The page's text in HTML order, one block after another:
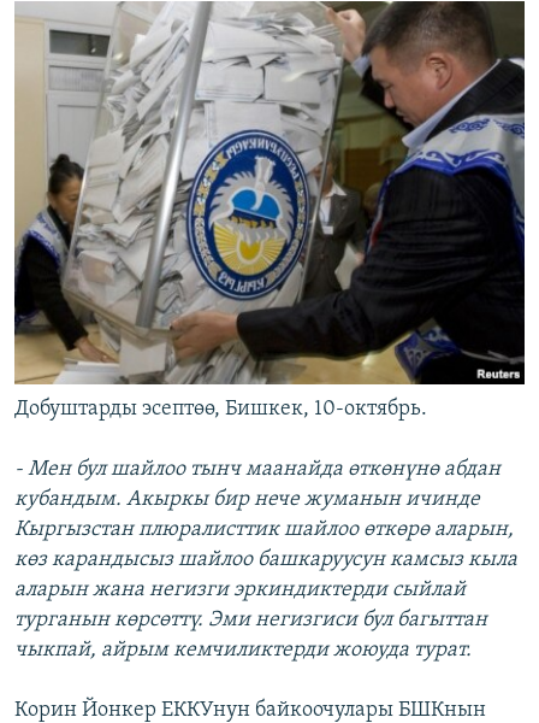
Добуштарды эсептөө, Бишкек, 10-октябрь.
- Мен бул шайлоо тынч маанайда өткөнүнө абдан
кубандым. Акыркы бир нече жуманын ичинде
Кыргызстан плюралисттик шайлоо өткөрө аларын,
көз карандысыз шайлоо башкаруусун камсыз кыла
аларын жана негизги эркиндиктерди сыйлай
турганын көрсөттү. Эми негизгиси бул багыттан
чыкпай, айрым кемчиликтерди жоюуда турат.
Корин Йонкер ЕККУнун байкоочулары БШКнын